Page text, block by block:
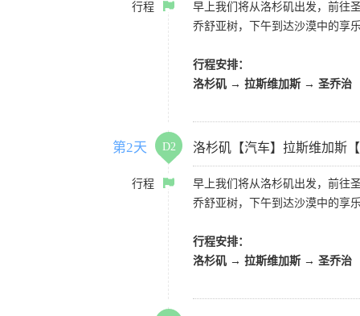
行程
早上我们将从洛杉矶出发，前往
乔舒亚树，下午到达沙漠中的享
行程安排：
洛杉矶 → 拉斯维加斯 → 圣乔治
第2天 D2 洛杉矶【汽车】拉斯维加斯
行程
早上我们将从洛杉矶出发，前往
乔舒亚树，下午到达沙漠中的享
行程安排：
洛杉矶 → 拉斯维加斯 → 圣乔治